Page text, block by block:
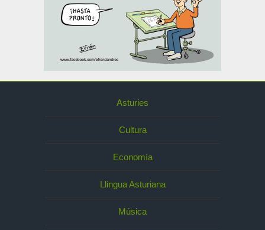
Asturies
Cultura
Economía
Llingua Asturiana
Música